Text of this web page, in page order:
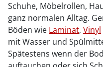
Schuhe, Möbelrollen,
ganz normalen Alltag.
Böden wie Laminat, Vinyl
mit Wasser und
Spätestens wenn der